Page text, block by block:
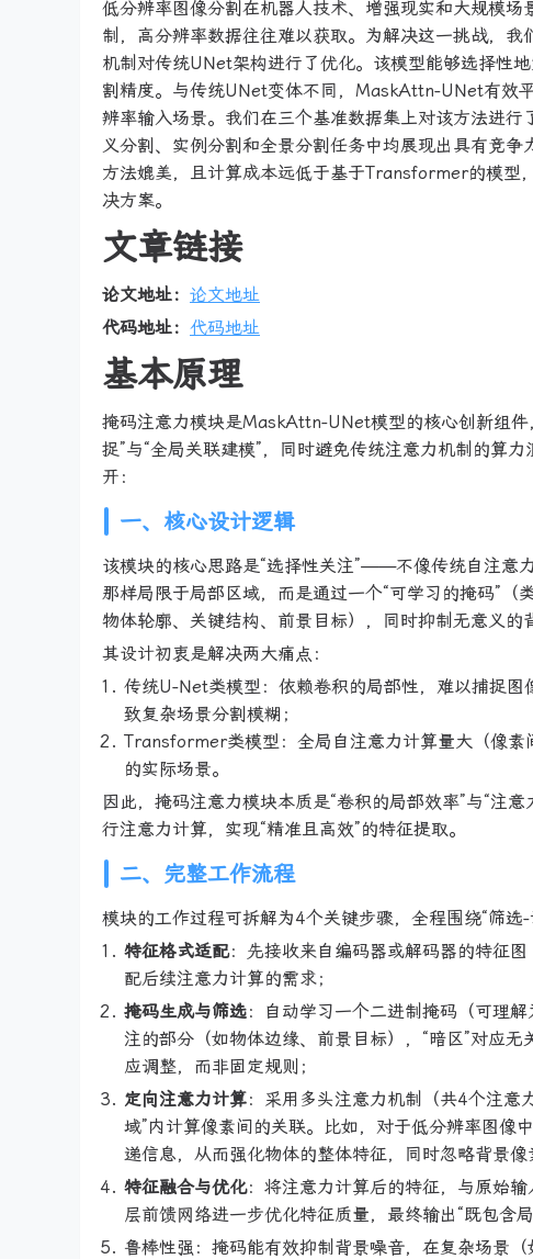
低分辨率图像分割在机器人技术、增强现实和大规模
制，高分辨率数据往往难以获取。为解决这一挑战，
机制对传统UNet架构进行了优化。该模型能够选择性
割精度。与传统UNet变体不同，MaskAttn-UNet有效
辨率输入场景。我们在三个基准数据集上对该方法进
义分割、实例分割和全景分割任务中均展现出具有竞
方法媲美，且计算成本远低于基于Transformer的模型
决方案。
文章链接
论文地址： 论文地址
代码地址： 代码地址
基本原理
掩码注意力模块是MaskAttn-UNet模型的核心创新组
捉”与“全局关联建模”，同时避免传统注意力机制的算
开：
一、核心设计逻辑
该模块的核心思路是“选择性关注”——不像传统自注意
那样局限于局部区域，而是通过一个“可学习的掩码”
物体轮廓、关键结构、前景目标），同时抑制无意义的
其设计初衷是解决两大痛点：
传统U-Net类模型：依赖卷积的局部性，难以捕捉
致复杂场景分割模糊；
Transformer类模型：全局自注意力计算量大（像
的实际场景。
因此，掩码注意力模块本质是“卷积的局部效率”与“注
行注意力计算，实现“精准且高效”的特征提取。
二、完整工作流程
模块的工作过程可拆解为4个关键步骤，全程围绕“筛选-
特征格式适配：先接收来自编码器或解码器的特征
配后续注意力计算的需求；
掩码生成与筛选：自动学习一个二进制掩码（可理
注的部分（如物体边缘、前景目标），“暗区”对应
应调整，而非固定规则；
定向注意力计算：采用多头注意力机制（共4个注意
域”内计算像素间的关联。比如，对于低分辨率图像
递信息，从而强化物体的整体特征，同时忽略背景像
特征融合与优化：将注意力计算后的特征，与原始
层前馈网络进一步优化特征质量，最终输出“既包含
鲁棒性强：掩码能有效抑制背景噪音，在复杂场景